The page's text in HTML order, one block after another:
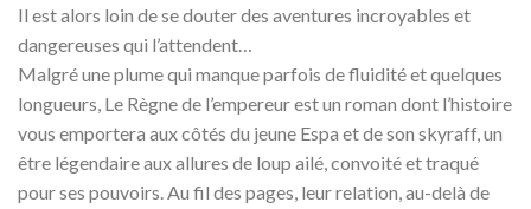
Il est alors loin de se douter des aventures incroyables et
dangereuses qui l’attendent…
Malgré une plume qui manque parfois de fluidité et quelques
longueurs, Le Règne de l’empereur est un roman dont l’histoire
vous emportera aux côtés du jeune Espa et de son skyraff, un
être légendaire aux allures de loup ailé, convoité et traqué
pour ses pouvoirs. Au fil des pages, leur relation, au-delà de